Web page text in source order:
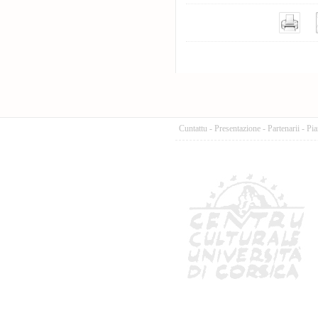
Cuntattu - Presentazione - Partenarii -